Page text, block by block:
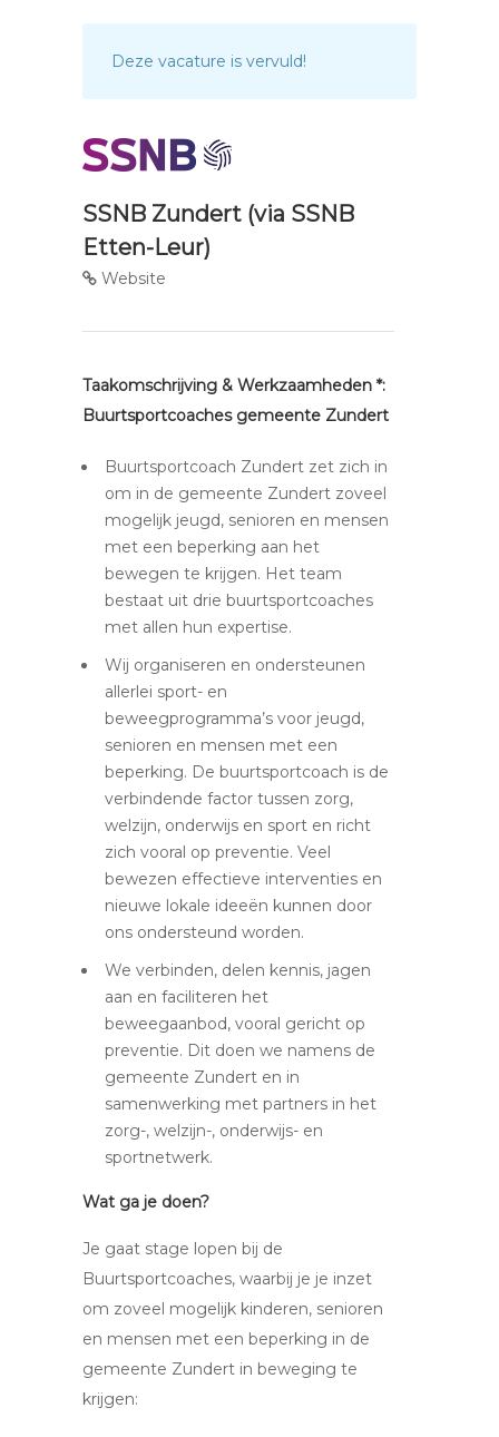
Deze vacature is vervuld!
SSNB Zundert (via SSNB
Etten-Leur)
Website
Taakomschrijving & Werkzaamheden *:
Buurtsportcoaches gemeente Zundert
Buurtsportcoach Zundert zet zich in
om in de gemeente Zundert zoveel
mogelijk jeugd, senioren en mensen
met een beperking aan het
bewegen te krijgen. Het team
bestaat uit drie buurtsportcoaches
met allen hun expertise.
Wij organiseren en ondersteunen
allerlei sport- en
beweegprogramma’s voor jeugd,
senioren en mensen met een
beperking. De buurtsportcoach is de
verbindende factor tussen zorg,
welzijn, onderwijs en sport en richt
zich vooral op preventie. Veel
bewezen effectieve interventies en
nieuwe lokale ideeën kunnen door
ons ondersteund worden.
We verbinden, delen kennis, jagen
aan en faciliteren het
beweegaanbod, vooral gericht op
preventie. Dit doen we namens de
gemeente Zundert en in
samenwerking met partners in het
zorg-, welzijn-, onderwijs- en
sportnetwerk.
Wat ga je doen?
Je gaat stage lopen bij de
Buurtsportcoaches, waarbij je je inzet
om zoveel mogelijk kinderen, senioren
en mensen met een beperking in de
gemeente Zundert in beweging te
krijgen: